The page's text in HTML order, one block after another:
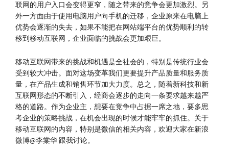
联网的用户入口会变得更窄，随之带来的竞争会更加激烈。另
外一方面由于使用电脑用户向手机的迁移，企业原来在电脑上
优势会逐渐的失去，如果不能把在网站端平台的优势顺利的转
移到移动互联网，企业面临的挑战会更加艰巨。
移动互联网带来的挑战和机遇是全社会的，特别是传统行业会
受到较大冲击。面对这场变革我们更要提升产品质量和服务质
量，在产品生成和销售环节加大力度。总之，随着新科技和新
互联网形态的不断引入，经商会逐步的走向一条要求越来越严
格的道路。作为企业主，想要在竞争中占据一席之地，要多思
考企业的策略挑战，在机会出现的时候才能牢牢的抓住。关于
移动互联网的内容，特别是微信的相关内容，欢迎大家在新浪
微博@李棠华 跟我讨论。